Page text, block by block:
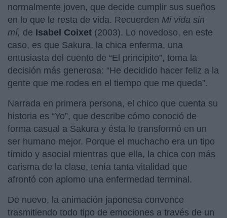
normalmente joven, que decide cumplir sus sueños
en lo que le resta de vida. Recuerden Mi vida sin
mí, de Isabel Coixet (2003). Lo novedoso, en este
caso, es que Sakura, la chica enferma, una
entusiasta del cuento de “El principito”, toma la
decisión más generosa: “He decidido hacer feliz a la
gente que me rodea en el tiempo que me queda”.
Narrada en primera persona, el chico que cuenta su
historia es “Yo”, que describe cómo conoció de
forma casual a Sakura y ésta le transformó en un
ser humano mejor. Porque el muchacho era un tipo
tímido y asocial mientras que ella, la chica con más
carisma de la clase, tenía tanta vitalidad que
afrontó con aplomo una enfermedad terminal.
De nuevo, la animación japonesa convence
trasmitiendo todo tipo de emociones a través de un